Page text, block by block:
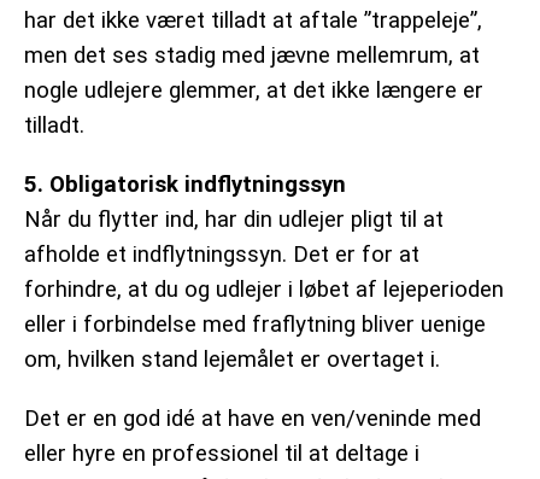
har det ikke været tilladt at aftale ”trappeleje”,
men det ses stadig med jævne mellemrum, at
nogle udlejere glemmer, at det ikke længere er
tilladt.
5. Obligatorisk indflytningssyn
Når du flytter ind, har din udlejer pligt til at
afholde et indflytningssyn. Det er for at
forhindre, at du og udlejer i løbet af lejeperioden
eller i forbindelse med fraflytning bliver uenige
om, hvilken stand lejemålet er overtaget i.
Det er en god idé at have en ven/veninde med
eller hyre en professionel til at deltage i